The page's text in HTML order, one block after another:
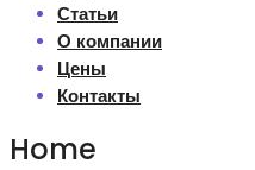
Статьи
О компании
Цены
Контакты
Home